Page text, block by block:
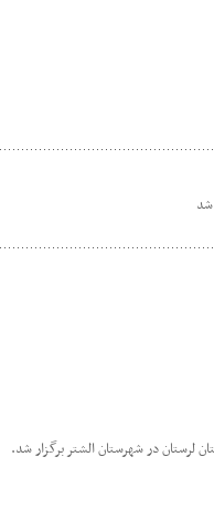
لرستان در شهرستان الشتر برگزار شد.